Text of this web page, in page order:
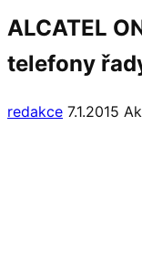
ALCATEL
telefony
redakce 7.1.2015